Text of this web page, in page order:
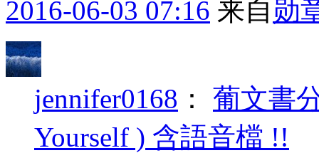
2016-06-03 07:16 来自 勋
jennifer0168 ： 葡文書
Yourself ) 含語音檔 !!